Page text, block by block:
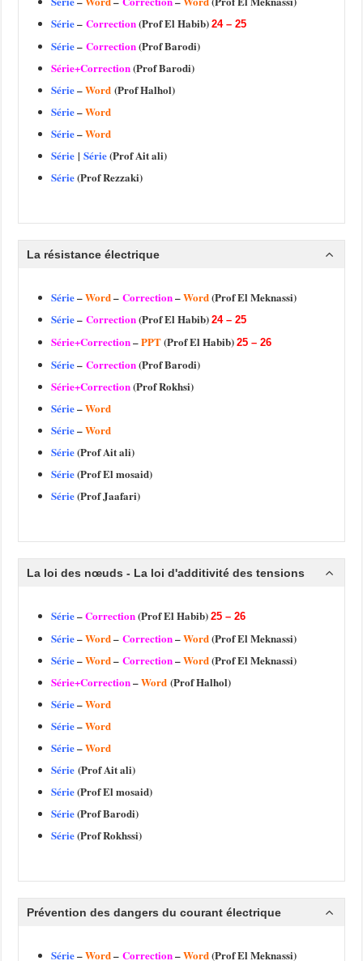
Série–Correction(Prof El Habib)24 – 25
Série–Correction(Prof Barodi)
Série+Correction(Prof Barodi)
Série–Word (Prof Halhol)
Série–Word
Série–Word
Série |Série(Prof Ait ali)
Série(Prof Rezzaki)
La résistance électrique
Série–Word–Correction–Word(Prof El Meknassi)
Série–Correction(Prof El Habib)24 – 25
Série+Correction–PPT(Prof El Habib)25 – 26
Série–Correction(Prof Barodi)
Série+Correction(Prof Rokhsi)
Série–Word
Série–Word
Série(Prof Ait ali)
Série(Prof El mosaid)
Série(Prof Jaafari)
La loi des nœuds - La loi d'additivité des tensions
Série–Correction(Prof El Habib)25 – 26
Série–Word–Correction–Word(Prof El Meknassi)
Série–Word–Correction–Word(Prof El Meknassi)
Série+Correction–Word (Prof Halhol)
Série–Word
Série–Word
Série–Word
Série (Prof Ait ali)
Série(Prof El mosaid)
Série(Prof Barodi)
Série(Prof Rokhssi)
Prévention des dangers du courant électrique
Série–Word–Correction–Word(Prof El Meknassi)